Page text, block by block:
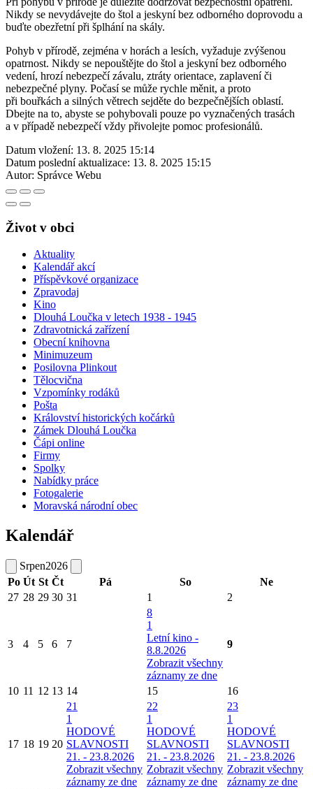
Nikdy se nevydávejte do štol a jeskyní bez odborného doprovodu a
buďte obezřetní při šplhání na skály.
Pohyb v přírodě, zejména v horách a lesích, vyžaduje zvýšenou
opatrnost. Nikdy se nepouštějte do štol a jeskyní bez odborného
vedení, hrozí nebezpečí závalu, ztráty orientace, zaplavení či
nebezpečné plyny. Počasí se může rychle měnit, a proto
při bouřkách a silných větrech sejděte do bezpečnějších oblastí.
Dbejte na to, abyste se pohybovali pouze po vyznačených trasách
a v případě nebezpečí vždy přivolejte pomoc profesionálů.
Datum vložení: 13. 8. 2025 15:14
Datum poslední aktualizace: 13. 8. 2025 15:15
Autor: Správce Webu
Život v obci
Aktuality
Kalendář akcí
Příspěvkové organizace
Zpravodaj
Kino
Dlouhá Loučka v letech 1938 - 1945
Zdravotnická zařízení
Obecní knihovna
Minimuzeum
Posilovna Plinkout
Tělocvična
Vzpomínky rodáků
Pošta
Království historických kočárků
Zámek Dlouhá Loučka
Čápi online
Firmy
Spolky
Nabídky práce
Fotogalerie
Moravská národní obec
Kalendář
Srpen2026
Po Út St Čt Pá So
Ne
27 28 29 30 31 1 2
3 4 5 6 7
8
1
Letní kino -
8.8.2026
Zobrazit všechny
záznamy ze dne
9
10 11 12 13 14 15 16
17 18 19 20
21
1
HODOVÉ
SLAVNOSTI
21. - 23.8.2026
Zobrazit všechny
záznamy ze dne
22
1
HODOVÉ
SLAVNOSTI
21. - 23.8.2026
Zobrazit všechny
záznamy ze dne
23
1
HODOVÉ
SLAVNOSTI
21. - 23.8.2026
Zobrazit všechny
záznamy ze dne